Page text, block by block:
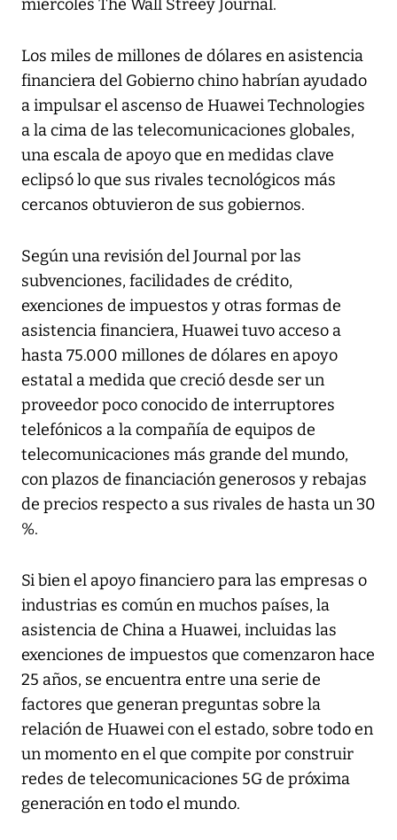
miércoles The Wall Streey Journal.
Los miles de millones de dólares en asistencia
financiera del Gobierno chino habrían ayudado
a impulsar el ascenso de Huawei Technologies
a la cima de las telecomunicaciones globales,
una escala de apoyo que en medidas clave
eclipsó lo que sus rivales tecnológicos más
cercanos obtuvieron de sus gobiernos.
Según una revisión del Journal por las
subvenciones, facilidades de crédito,
exenciones de impuestos y otras formas de
asistencia financiera, Huawei tuvo acceso a
hasta 75.000 millones de dólares en apoyo
estatal a medida que creció desde ser un
proveedor poco conocido de interruptores
telefónicos a la compañía de equipos de
telecomunicaciones más grande del mundo,
con plazos de financiación generosos y rebajas
de precios respecto a sus rivales de hasta un 30
%.
Si bien el apoyo financiero para las empresas o
industrias es común en muchos países, la
asistencia de China a Huawei, incluidas las
exenciones de impuestos que comenzaron hace
25 años, se encuentra entre una serie de
factores que generan preguntas sobre la
relación de Huawei con el estado, sobre todo en
un momento en el que compite por construir
redes de telecomunicaciones 5G de próxima
generación en todo el mundo.